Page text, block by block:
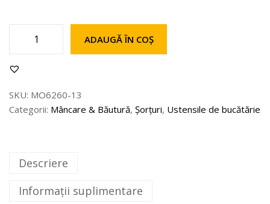
ADAUGĂ ÎN COȘ
SKU: MO6260-13
Categorii: Mâncare & Băutură, Șorțuri, Ustensile de bucătărie
Descriere
Informații suplimentare